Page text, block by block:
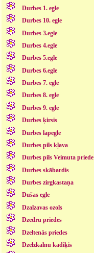
Durbes 1. egle
Durbes 10. egle
Durbes 3.egle
Durbes 4.egle
Durbes 5.egle
Durbes 6.egle
Durbes 7. egle
Durbes 8. egle
Durbes 9. egle
Durbes ķirsis
Durbes lapegle
Durbes pils kļava
Durbes pils Veimuta priede
Durbes skābardis
Durbes zirgkastaņa
Dušas egle
Dzalzavas ozols
Dzedru priedes
Dzeltenās priedes
Dzelzkalnu kadiķis